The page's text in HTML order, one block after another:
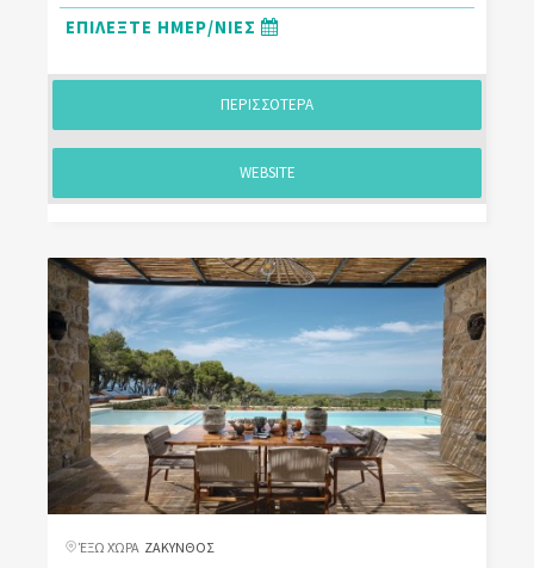
ΕΠΙΛΕΞΤΕ ΗΜΕΡ/ΝΙΕΣ
ΠΕΡΙΣΣΟΤΕΡΑ
WEBSITE
ΈΞΩ ΧΏΡΑ ΖΑΚΥΝΘΟΣ